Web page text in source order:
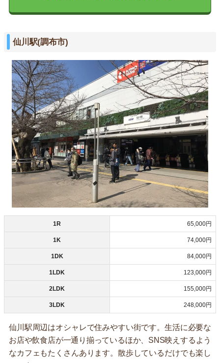
仙川駅(調布市)
1R 65,000円
1K 74,000円
1DK 84,000円
1LDK 123,000円
2LDK 155,000円
3LDK 248,000円
仙川駅周辺はオシャレで住みやすい街です。生活に必要な
お店や飲食店が一通り揃っているほか、SNS映えするよう
なカフェもたくさんあります。散歩しているだけでも楽し